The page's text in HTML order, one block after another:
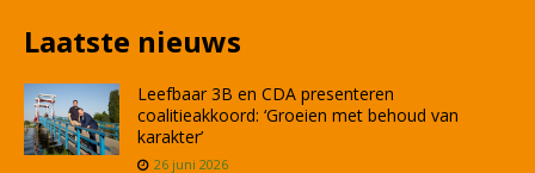
Laatste nieuws
Leefbaar 3B en CDA presenteren
coalitieakkoord: ‘Groeien met behoud van
karakter’
26 juni 2026